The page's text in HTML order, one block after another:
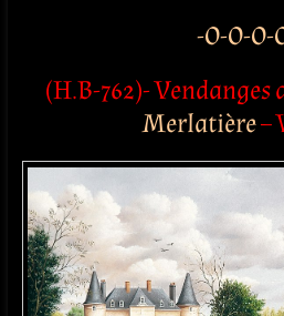
-O-O-O-
(H.B-762)- Vendanges
Merlatière–